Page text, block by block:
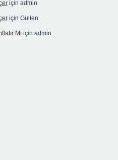
için admin
için Gülten
Mıiçin admin